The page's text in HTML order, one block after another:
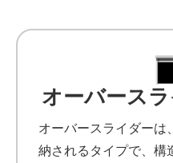
オーバース
オーバースライダーは
納されるタイプで、構